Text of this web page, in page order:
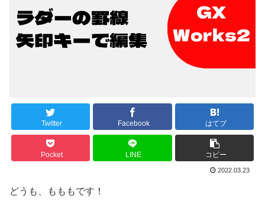
Twitter Facebook はてブ
Pocket LINE コピー
2022.03.23
どうも、もももです！